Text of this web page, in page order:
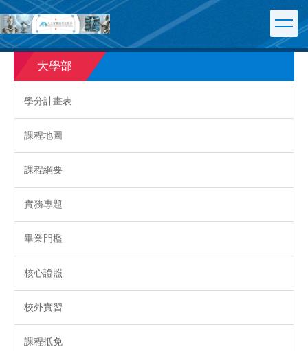
跳
到
主
要
容
大學部
學分計畫表
課程地圖
課程綱要
實務專題
畢業門檻
核心證照
校外實習
課程抵免